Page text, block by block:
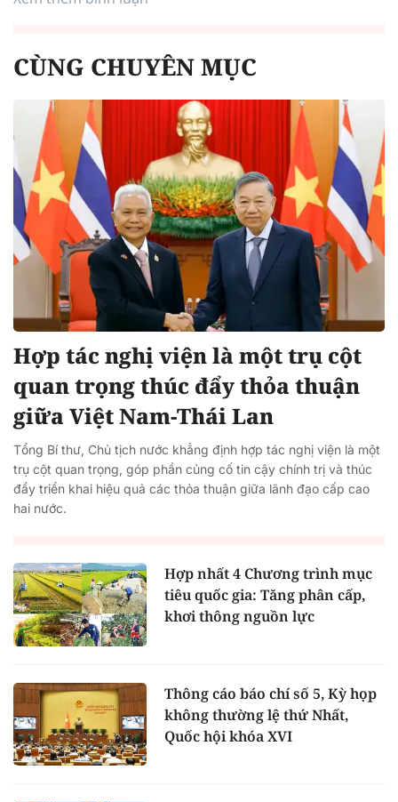
CÙNG CHUYÊN MỤC
Hợp tác nghị viện là một trụ cột
quan trọng thúc đẩy thỏa thuận
giữa Việt Nam-Thái Lan
Tổng Bí thư, Chủ tịch nước khẳng định hợp tác nghị viện là một
trụ cột quan trọng, góp phần củng cố tin cậy chính trị và thúc
đẩy triển khai hiệu quả các thỏa thuận giữa lãnh đạo cấp cao
hai nước.
Hợp nhất 4 Chương trình mục
tiêu quốc gia: Tăng phân cấp,
khơi thông nguồn lực
Thông cáo báo chí số 5, Kỳ họp
không thường lệ thứ Nhất,
Quốc hội khóa XVI